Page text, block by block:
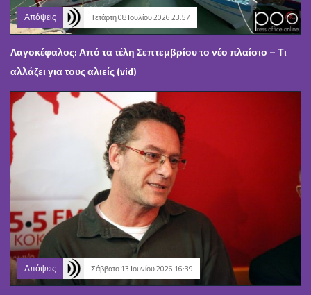
Απόψεις Τετάρτη 08 Ιουλίου 2026 23:57
Λαγοκέφαλος: Από τα τέλη Σεπτεμβρίου το νέο πλαίσιο – Τι
αλλάζει για τους αλιείς (vid)
Απόψεις Σάββατο 13 Ιουνίου 2026 16:39